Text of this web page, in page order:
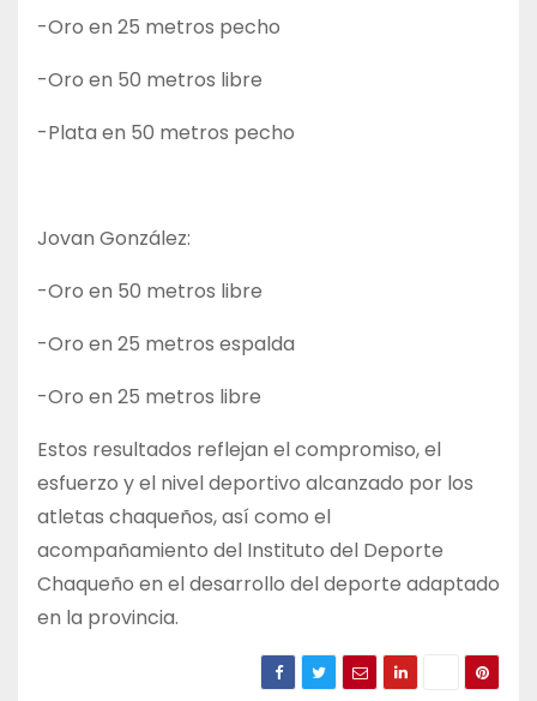
-Oro en 25 metros pecho
-Oro en 50 metros libre
-Plata en 50 metros pecho
Jovan González:
-Oro en 50 metros libre
-Oro en 25 metros espalda
-Oro en 25 metros libre
Estos resultados reflejan el compromiso, el
esfuerzo y el nivel deportivo alcanzado por los
atletas chaqueños, así como el
acompañamiento del Instituto del Deporte
Chaqueño en el desarrollo del deporte adaptado
en la provincia.